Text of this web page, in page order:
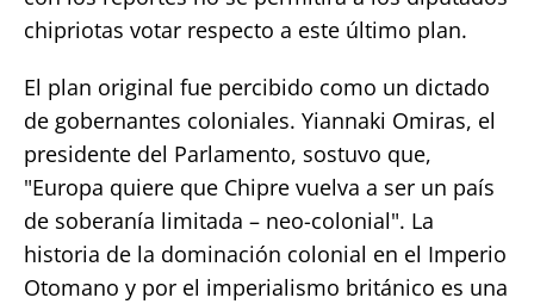
chipriotas votar respecto a este último plan.
El plan original fue percibido como un dictado
de gobernantes coloniales. Yiannaki Omiras, el
presidente del Parlamento, sostuvo que,
"Europa quiere que Chipre vuelva a ser un país
de soberanía limitada – neo-colonial". La
historia de la dominación colonial en el Imperio
Otomano y por el imperialismo británico es una